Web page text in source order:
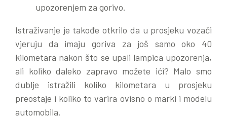
upozorenjem za gorivo.
Istraživanje je takođe otkrilo da u prosjeku vozači
vjeruju da imaju goriva za još samo oko 40
kilometara nakon što se upali lampica upozorenja,
ali koliko daleko zapravo možete ići? Malo smo
dublje istražili koliko kilometara u prosjeku
preostaje i koliko to varira ovisno o marki i modelu
automobila.